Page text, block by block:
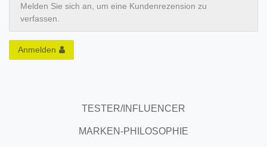
Melden Sie sich an, um eine Kundenrezension zu
verfassen.
Anmelden
TESTER/INFLUENCER
MARKEN-PHILOSOPHIE